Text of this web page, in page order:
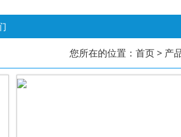
您所在的位置： 首页> 产